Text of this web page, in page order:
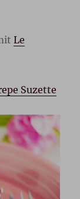
Le
Suzette